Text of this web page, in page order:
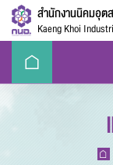
สำนักงานนิคมอุต
Kaeng Khoi